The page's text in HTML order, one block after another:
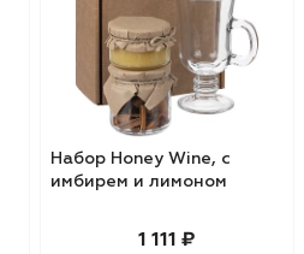
Набор Honey Wine, с
имбирем и лимоном
1 111 ₽